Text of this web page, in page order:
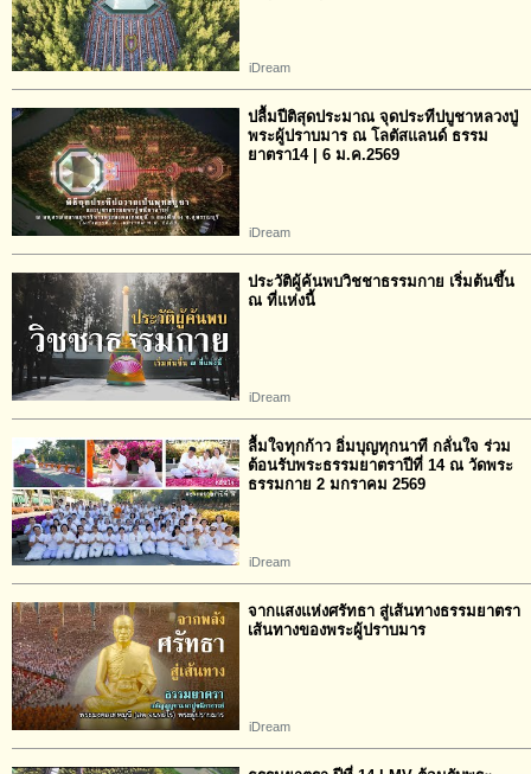
iDream
ปลื้มปีติสุดประมาณ จุดประทีปบูชาหลวงปู่
พระผู้ปราบมาร ณ โลตัสแลนด์ ธรรม
ยาตรา14 | 6 ม.ค.2569
iDream
ประวัติผู้ค้นพบวิชชาธรรมกาย เริ่มต้นขึ้น
ณ ที่แห่งนี้
iDream
ลื้มใจทุกก้าว อิ่มบุญทุกนาที กลั่นใจ ร่วม
ต้อนรับพระธรรมยาตราปีที่ 14 ณ วัดพระ
ธรรมกาย 2 มกราคม 2569
iDream
จากแสงแห่งศรัทธา สู่เส้นทางธรรมยาตรา
เส้นทางของพระผู้ปราบมาร
iDream